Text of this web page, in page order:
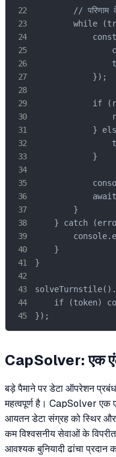
// परिणाम
while
            });
if
}
            }
        }
} catch
    }
}
if (token)
});
CapSolver: एक
बड़े पैमाने पर डेटा ऑपरेशन
महत्वपूर्ण है। CapSolver एक
आयतन डेटा संग्रह को स्थिर
कम विश्वसनीय सेवाओं के
आवश्यक बुनियादी ढांचा प्रदान